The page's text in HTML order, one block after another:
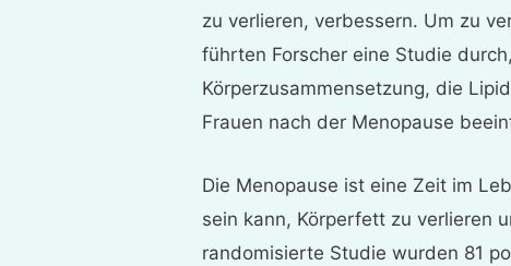
zu verlieren, verbessern. Um zu
führten Forscher eine Studie
Körperzusammensetzung, die
Frauen nach der Menopause
Die Menopause ist eine Zeit im
sein kann, Körperfett zu verlieren
randomisierte Studie wurden 81